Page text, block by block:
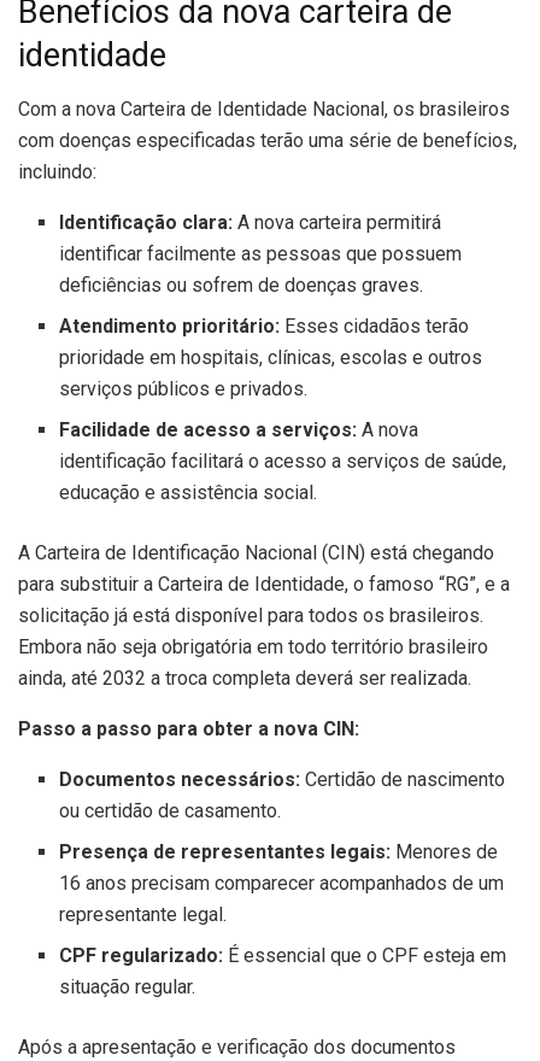
Benefícios da nova carteira de
identidade
Com a nova Carteira de Identidade Nacional, os brasileiros
com doenças especificadas terão uma série de benefícios,
incluindo:
Identificação clara:A nova carteira permitirá
identificar facilmente as pessoas que possuem
deficiências ou sofrem de doenças graves.
Atendimento prioritário: Esses cidadãos terão
prioridade em hospitais, clínicas, escolas e outros
serviços públicos e privados.
Facilidade de acesso a serviços:A nova
identificação facilitará o acesso a serviços de saúde,
educação e assistência social.
A Carteira de Identificação Nacional (CIN) está chegando
para substituir a Carteira de Identidade, o famoso “RG”, e a
solicitação já está disponível para todos os brasileiros.
Embora não seja obrigatória em todo território brasileiro
ainda, até 2032 a troca completa deverá ser realizada.
Passo a passo para obter a nova CIN:
Documentos necessários:Certidão de nascimento
ou certidão de casamento.
Presença de representantes legais: Menores de
16 anos precisam comparecer acompanhados de um
representante legal.
CPF regularizado: É essencial que o CPF esteja em
situação regular.
Após a apresentação e verificação dos documentos